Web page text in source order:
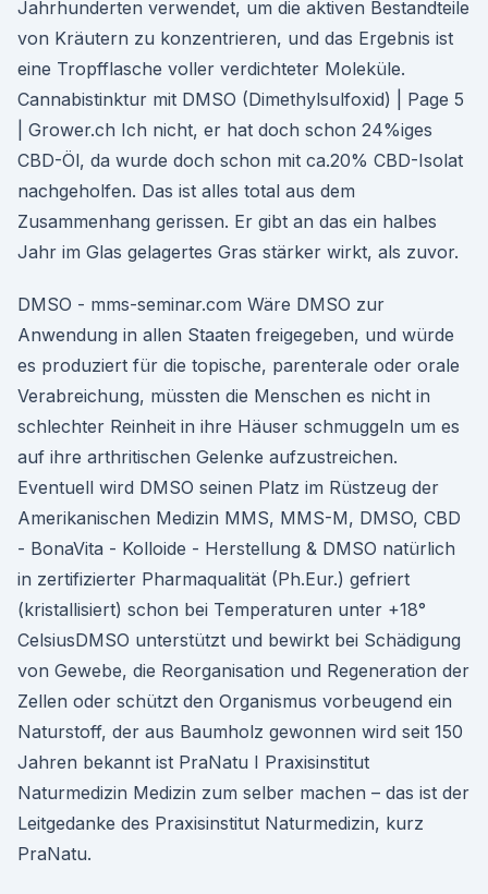
Jahrhunderten verwendet, um die aktiven Bestandteile
von Kräutern zu konzentrieren, und das Ergebnis ist
eine Tropfflasche voller verdichteter Moleküle.
Cannabistinktur mit DMSO (Dimethylsulfoxid) | Page 5
| Grower.ch Ich nicht, er hat doch schon 24%iges
CBD-Öl, da wurde doch schon mit ca.20% CBD-Isolat
nachgeholfen. Das ist alles total aus dem
Zusammenhang gerissen. Er gibt an das ein halbes
Jahr im Glas gelagertes Gras stärker wirkt, als zuvor.
DMSO - mms-seminar.com Wäre DMSO zur
Anwendung in allen Staaten freigegeben, und würde
es produziert für die topische, parenterale oder orale
Verabreichung, müssten die Menschen es nicht in
schlechter Reinheit in ihre Häuser schmuggeln um es
auf ihre arthritischen Gelenke aufzustreichen.
Eventuell wird DMSO seinen Platz im Rüstzeug der
Amerikanischen Medizin MMS, MMS-M, DMSO, CBD
- BonaVita - Kolloide - Herstellung & DMSO natürlich
in zertifizierter Pharmaqualität (Ph.Eur.) gefriert
(kristallisiert) schon bei Temperaturen unter +18°
CelsiusDMSO unterstützt und bewirkt bei Schädigung
von Gewebe, die Reorganisation und Regeneration der
Zellen oder schützt den Organismus vorbeugend ein
Naturstoff, der aus Baumholz gewonnen wird seit 150
Jahren bekannt ist PraNatu I Praxisinstitut
Naturmedizin Medizin zum selber machen – das ist der
Leitgedanke des Praxisinstitut Naturmedizin, kurz
PraNatu.